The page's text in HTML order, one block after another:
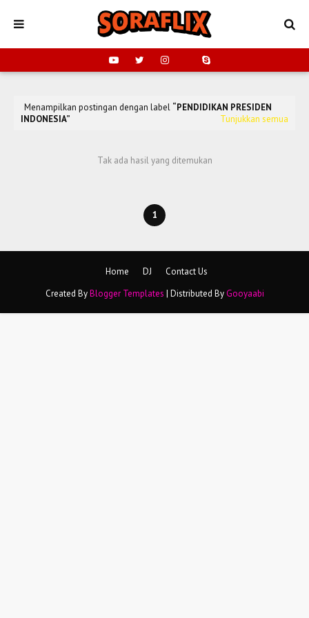
Menampilkan postingan dengan label PENDIDIKAN PRESIDEN
INDONESIA
Tunjukkan semua
Tak ada hasil yang ditemukan
1
Home DJ
Contact Us
Created ByBlogger Templates | Distributed By Gooyaabi